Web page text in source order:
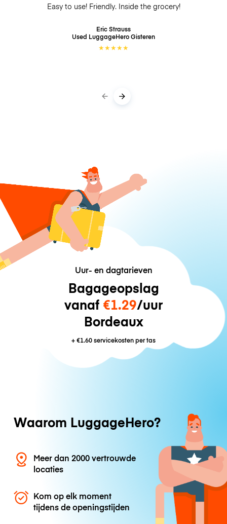
Easy to use! Friendly. Inside the grocery!
Eric Strauss
Used LuggageHeroGisteren
★★★★★
Uur- en dagtarieven
Bagageopslag
vanaf €1.29/uur
Bordeaux
+€1.60servicekosten per tas
Waarom LuggageHero?
Meer dan 2000 vertrouwde
locaties
Kom op elk moment
tijdens de openingstijden